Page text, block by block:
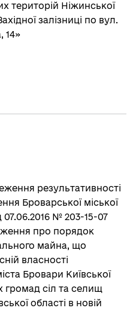
територій Ніжинської
залізниці по вул.
14»
результативності
Броварської міської
07.06.2016 № 203-15-07
про порядок
майна, що
власності
Бровари Київської
громад сіл та селищ
області в новій